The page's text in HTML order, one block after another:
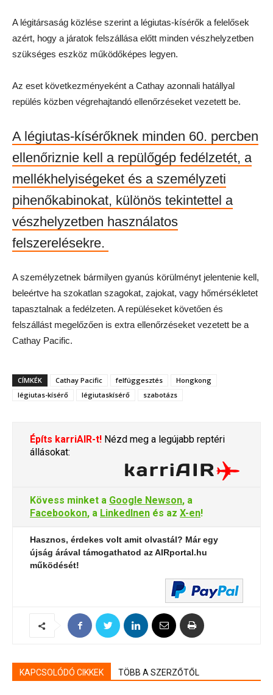
A légitársaság közlése szerint a légiutas-kísérők a felelősek
azért, hogy a járatok felszállása előtt minden vészhelyzetben
szükséges eszköz működőképes legyen.
Az eset következményeként a Cathay azonnali hatállyal
repülés közben végrehajtandó ellenőrzéseket vezetett be.
A légiutas-kísérőknek minden 60. percben
ellenőriznie kell a repülőgép fedélzetét, a
mellékhelyiségeket és a személyzeti
pihenőkabinokat, különös tekintettel a
vészhelyzetben használatos
felszerelésekre.
A személyzetnek bármilyen gyanús körülményt jelentenie kell,
beleértve ha szokatlan szagokat, zajokat, vagy hőmérsékletet
tapasztalnak a fedélzeten. A repüléseket követően és
felszállást megelőzően is extra ellenőrzéseket vezetett be a
Cathay Pacific.
CÍMKÉK Cathay Pacific felfüggesztés
Hongkong
légiutas-kísérő
légiutaskísérő szabotázs
Építs karriAIR-t! Nézd meg a legújabb reptéri
állásokat:
Kövess minket a Google Newson, a
Facebookon, a LinkedInen és az X-en!
Hasznos, érdekes volt amit olvastál? Már egy
újság árával támogathatod az AIRportal.hu
működését!
KAPCSOLÓDÓ CIKKEK TÖBB A SZERZŐTŐL